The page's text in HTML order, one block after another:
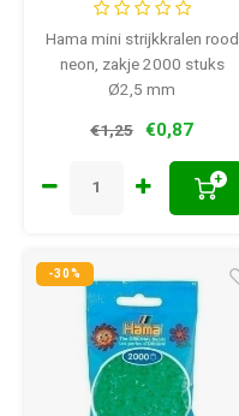
Hama mini strijkkralen rood
neon, zakje 2000 stuks
Ø2,5 mm
€1,25 €0,87
+
-30%